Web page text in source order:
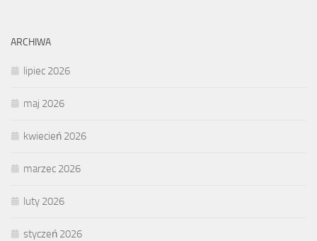
ARCHIWA
lipiec 2026
maj 2026
kwiecień 2026
marzec 2026
luty 2026
styczeń 2026